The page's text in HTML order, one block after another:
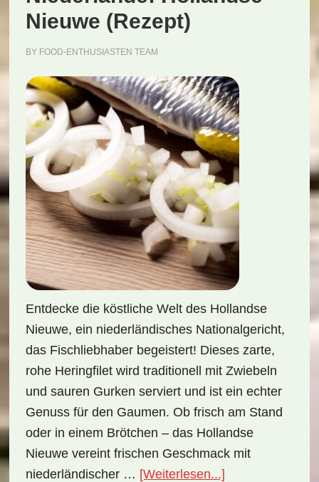
Nieuwe (Rezept)
BY FOOD-ENTHUSIASTEN TEAM
Entdecke die köstliche Welt des Hollandse
Nieuwe, ein niederländisches Nationalgericht,
das Fischliebhaber begeistert! Dieses zarte,
rohe Heringfilet wird traditionell mit Zwiebeln
und sauren Gurken serviert und ist ein echter
Genuss für den Gaumen. Ob frisch am Stand
oder in einem Brötchen – das Hollandse
Nieuwe vereint frischen Geschmack mit
niederländischer … [Weiterlesen...]